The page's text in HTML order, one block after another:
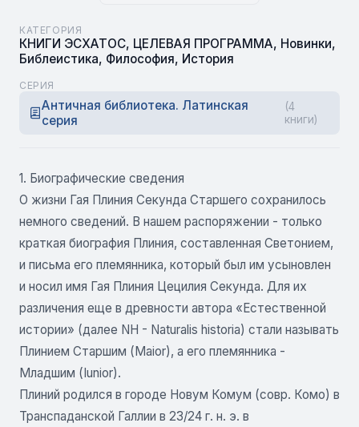
КАТЕГОРИЯ
КНИГИ ЭСХАТОС, ЦЕЛЕВАЯ ПРОГРАММА, Новинки,
Библеистика, Философия, История
СЕРИЯ
Античная библиотека. Латинская
серия
(4
книги)
1. Биографические сведения
О жизни Гая Плиния Секунда Старшего сохранилось
немного сведений. В нашем распоряжении - только
краткая биография Плиния, составленная Светонием,
и письма его племянника, который был им усыновлен
и носил имя Гая Плиния Цецилия Секунда. Для их
различения еще в древности автора «Естественной
истории» (далее NH - Naturalis historia) стали называть
Плинием Старшим (Maior), а его племянника -
Младшим (Iunior).
Плиний родился в городе Новум Комум (совр. Комо) в
Транспаданской Галлии в 23/24 г. н. э. в